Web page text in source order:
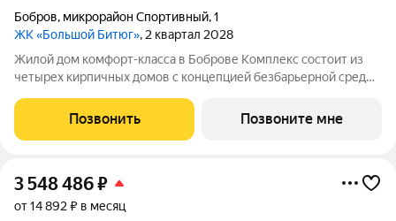
Бобров, микрорайон Спортивный,1
ЖК «Большой Битюг», 2 квартал 2028
Жилой дом комфорт-класса в Боброве Комплекс состоит из
четырех кирпичных домов с концепцией безбарьерной среды,
пожилых людей и родителей с колясками. Функциональное
использование квадратных
Позвонить Позвоните мне
3 548 486₽
от 14 892 ₽ в месяц